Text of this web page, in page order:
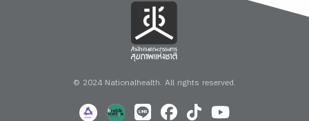
© 2024 Nationalhealth. All rights reserved.